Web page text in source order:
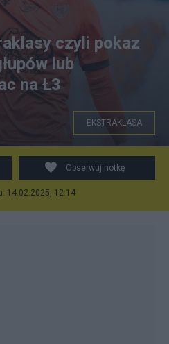
czyli pokaz
lub
na Ł3
EKSTRAKLASA
Obserwuj notkę
14.02.2025, 12:14